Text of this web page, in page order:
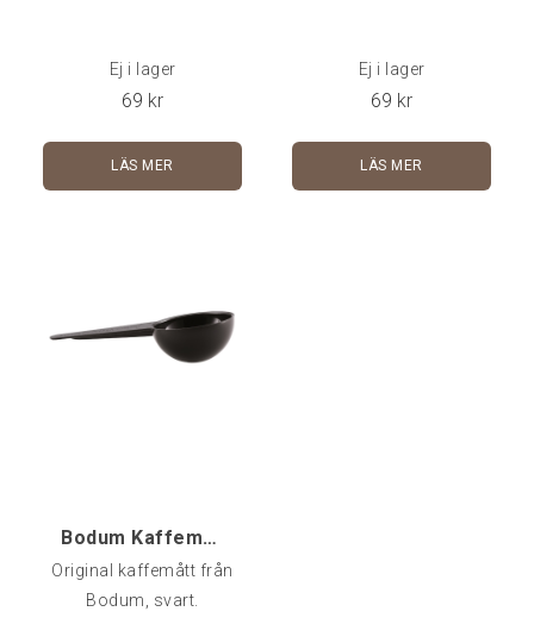
Ej i lager
69 kr
LÄS MER
Ej i lager
69 kr
LÄS MER
Bodum Kaffemått, Original
Original kaffemått från
Bodum, svart.